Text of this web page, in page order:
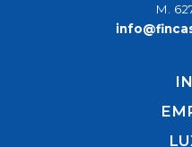
M.